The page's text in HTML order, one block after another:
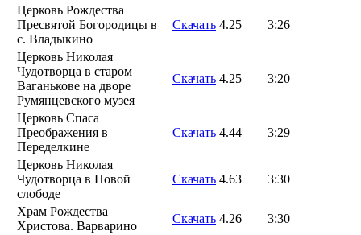
Церковь Рождества
Пресвятой Богородицы в
с. Владыкино
Скачать 4.25 3:26
Церковь Николая
Чудотворца в старом
Ваганькове на дворе
Румянцевского музея
Скачать 4.25 3:20
Церковь Спаса
Преображения в
Переделкине
Скачать 4.44 3:29
Церковь Николая
Чудотворца в Новой
слободе
Скачать 4.63 3:30
Храм Рождества
Христова. Варварино
Скачать 4.26
3:30